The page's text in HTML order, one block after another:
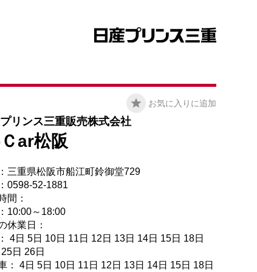
お気に入りに追加
リンス三重販売株式会社
Ｃar松阪
三重県松阪市船江町鈴御堂729
0598-52-1881
間：
10:00～18:00
休業日：
4日 5日 10日 11日 12日 13日 14日 15日 18日
日 26日
： 4日 5日 10日 11日 12日 13日 14日 15日 18日